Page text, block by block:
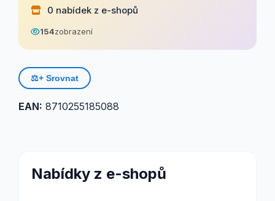
0 nabídek z e-shopů
154zobrazení
⚖️+ Srovnat
EAN: 8710255185088
Nabídky z e-shopů